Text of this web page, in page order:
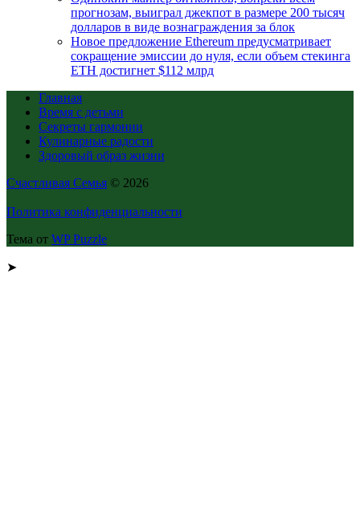
прогнозам, выиграл джекпот в размере 200 тысяч
долларов в виде вознаграждения за блок
Новое предложение Ethereum предусматривает
сокращение эмиссии до нуля, если объем стекинга
ETH достигнет $112 млрд
Главная
Время с детьми
Секреты гармонии
Кулинарные радости
Здоровый образ жизни
Счастливая Семья © 2026
Политика конфиденциальности
Тема от WP Puzzle
➤